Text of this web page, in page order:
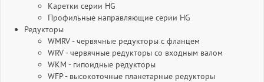
Каретки серии HG
Профильные направляющие серии HG
Редукторы
WMRV - червячные редукторы с фланцем
WRV - червячные редукторы со входным валом
WKM - гипоидные редукторы
WFP - высокоточные планетарные редукторы